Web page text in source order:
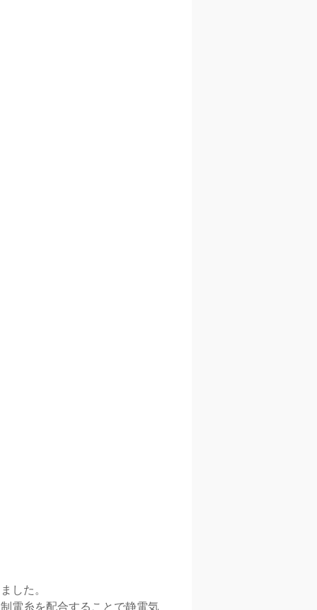
した。
電糸を配合することで静電気